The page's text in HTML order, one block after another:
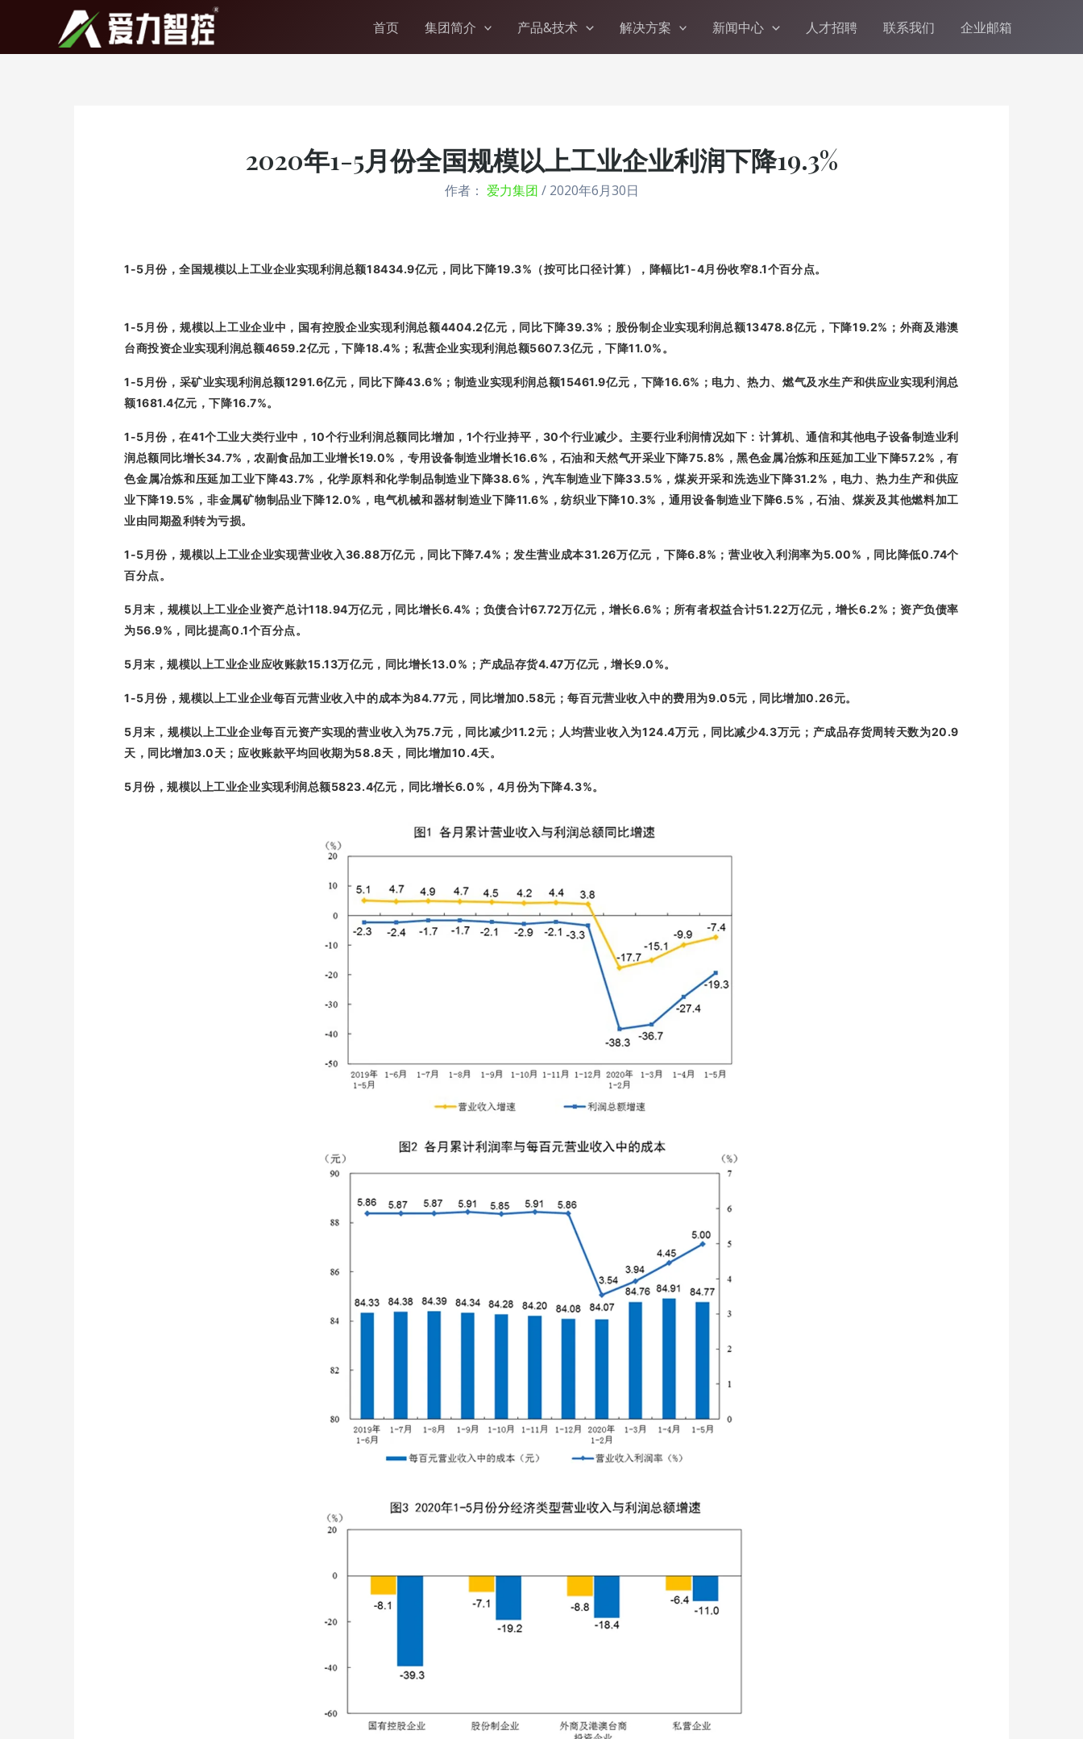
内
首页 集团简介 产品&技术 解决方案 新闻中心 人才招聘 联系我们 企业邮箱
2020年1-5月份全国规模以上工业企业利润下降19.3%
作者： 爱力集团 / 2020年6月30日
1-5 月份，全国规模以上工业企业实现利润总额18434.9亿元，同比下降19.3% （按可比口径计算），降幅比1-4月份收窄8.1个百分点。
1-5 月份，规模以上工业企业中，国有控股企业实现利润总额4404.2亿元，同比下降39.3% ；股份制企业实现利润总额13478.8亿元，下降19.2% ；外商及港澳
台商投资企业实现利润总额4659.2亿元，下降18.4% ；私营企业实现利润总额5607.3亿元，下降11.0% 。
1-5 月份，采矿业实现利润总额1291.6亿元，同比下降43.6% ；制造业实现利润总额15461.9亿元，下降16.6% ；电力、热力、燃气及水生产和供应业实现利润总
额1681.4亿元，下降16.7%。
1-5 月份，在41个工业大类行业中， 10个行业利润总额同比增加， 1个行业持平， 30个行业减少。主要行业利润情况如下：计算机、通信和其他电子设备制造业利
润总额同比增长34.7% ，农副食品加工业增长19.0% ，专用设备制造业增长16.6% ，石油和天然气开采业下降75.8% ，黑色金属冶炼和压延加工业下降57.2% ，有
色金属冶炼和压延加工业下降43.7% ，化学原料和化学制品制造业下降38.6% ，汽车制造业下降33.5% ，煤炭开采和洗选业下降31.2% ，电力、热力生产和供应
业下降19.5% ，非金属矿物制品业下降12.0% ，电气机械和器材制造业下降11.6% ，纺织业下降10.3% ，通用设备制造业下降6.5% ，石油、煤炭及其他燃料加工
业由同期盈利转为亏损。
1-5 月份，规模以上工业企业实现营业收入 36.88万亿元，同比下降7.4% ；发生营业成本31.26万亿元，下降6.8% ；营业收入利润率为5.00% ，同比降低0.74个
百分点。
5 月末，规模以上工业企业资产总计118.94万亿元，同比增长6.4% ；负债合计67.72万亿元，增长6.6% ；所有者权益合计51.22万亿元，增长6.2% ；资产负债率
为56.9% ，同比提高0.1个百分点。
5 月末，规模以上工业企业应收账款15.13万亿元，同比增长13.0% ；产成品存货4.47万亿元，增长9.0%。
1-5 月份，规模以上工业企业每百元营业收入中的成本为84.77元，同比增加0.58元；每百元营业收入中的费用为9.05元，同比增加0.26元。
5 月末，规模以上工业企业每百元资产实现的营业收入为75.7元，同比减少11.2 元；人均营业收入为124.4万元，同比减少4.3万元；产成品存货周转天数为20.9
天，同比增加3.0 天；应收账款平均回收期为58.8天，同比增加10.4天。
5 月份，规模以上工业企业实现利润总额5823.4亿元，同比增长6.0% ， 4 月份为下降4.3%。